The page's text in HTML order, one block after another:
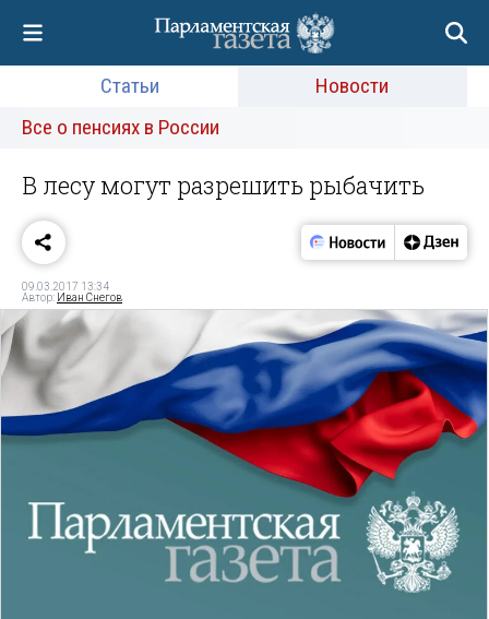
Статьи
Новости
Все о пенсиях в России
В лесу могут разрешить рыбачить
09.03.2017 13:34
Автор: Иван Снегов